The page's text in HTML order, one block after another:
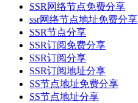
SSR网络节点免费分享
ssr网络节点地址免费分享
SSR节点分享
SSR订阅免费分享
SSR订阅分享
SSR订阅地址分享
SS节点地址免费分享
SS节点地址分享